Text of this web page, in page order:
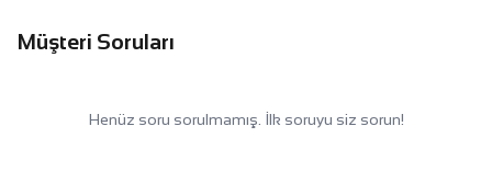
Müşteri Soruları
Henüz soru sorulmamış. İlk soruyu siz sorun!